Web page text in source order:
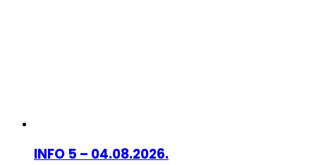
INFO 5 – 04.08.2026.